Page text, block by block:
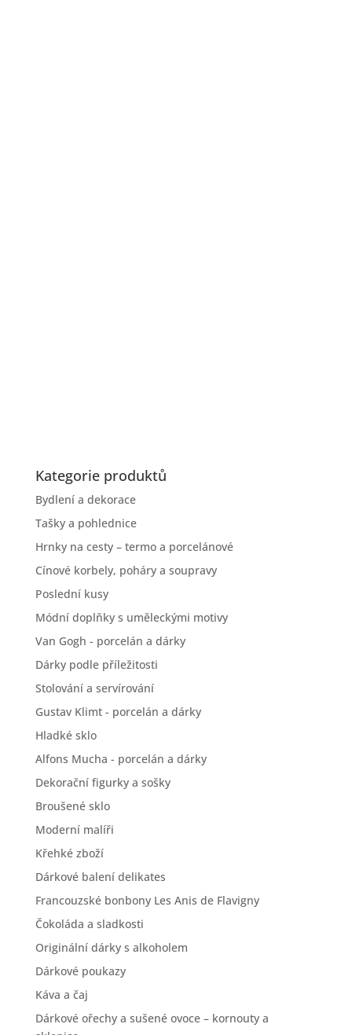
Kategorie produktů
Bydlení a dekorace
Tašky a pohlednice
Hrnky na cesty – termo a porcelánové
Cínové korbely, poháry a soupravy
Poslední kusy
Módní doplňky s uměleckými motivy
Van Gogh - porcelán a dárky
Dárky podle příležitosti
Stolování a servírování
Gustav Klimt - porcelán a dárky
Hladké sklo
Alfons Mucha - porcelán a dárky
Dekorační figurky a sošky
Broušené sklo
Moderní malíři
Křehké zboží
Dárkové balení delikates
Francouzské bonbony Les Anis de Flavigny
Čokoláda a sladkosti
Originální dárky s alkoholem
Dárkové poukazy
Káva a čaj
Dárkové ořechy a sušené ovoce – kornouty a